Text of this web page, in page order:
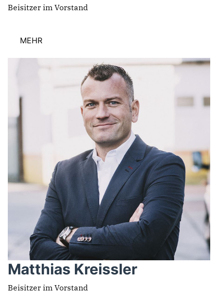
Beisitzer im Vorstand
MEHR
Matthias Kreissler
Beisitzer im Vorstand